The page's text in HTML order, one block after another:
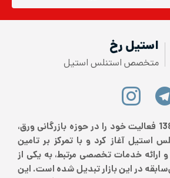
استیل رخ
متخصص استنلس استیل
استیل رخ از سال 1386 فعالیت خود را در حوزه بازرگانی ورق،
استیل آغاز کرد و با تمرکز بر تامین
و ارائه خدمات تخصصی مرتبط، به یکی از
در این بازار تبدیل شده است. این